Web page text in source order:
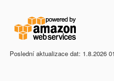
Poslední aktualizace dat: 1.8.2026